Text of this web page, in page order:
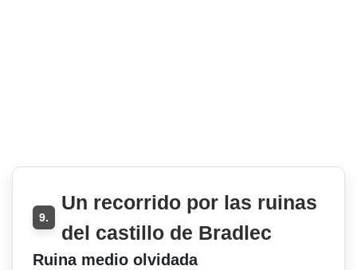
9.
Un recorrido por las ruinas
del castillo de Bradlec
Ruina medio olvidada